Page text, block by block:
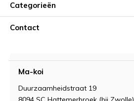
Categorieën
Contact
Ma-koi
Duurzaamheidstraat 19